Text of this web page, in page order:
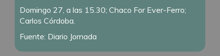
Domingo 27, a las 15.30; Chaco For Ever-Ferro;
Carlos Córdoba.
Fuente: Diario Jornada